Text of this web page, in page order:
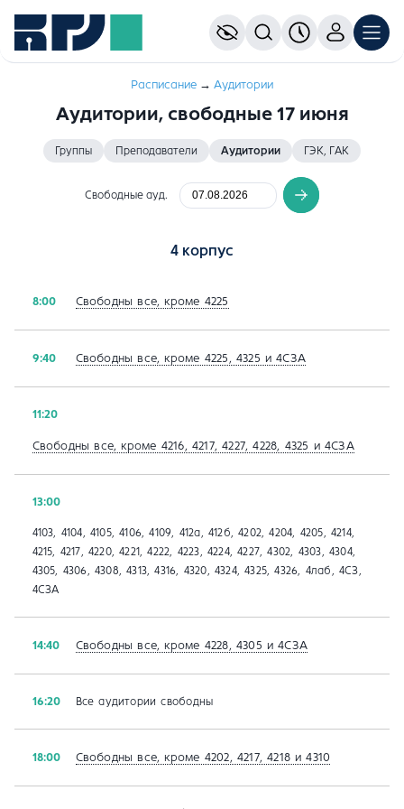
Расписание → Aудитории
Аудитории, свободные 17 июня
Группы Преподаватели Аудитории ГЭК, ГАК
Свободные ауд.
4 корпус
8:00 Свободны все, кроме 4225
9:40 Свободны все, кроме 4225, 4325 и 4СЗА
11:20
Свободны все, кроме 4216, 4217, 4227, 4228, 4325 и 4СЗА
13:00
4103, 4104, 4105, 4106, 4109, 412а, 412б, 4202, 4204, 4205, 4214,
4215, 4217, 4220, 4221, 4222, 4223, 4224, 4227, 4302, 4303, 4304,
4305, 4306, 4308, 4313, 4316, 4320, 4324, 4325, 4326, 4лаб, 4СЗ,
4СЗА
14:40 Свободны все, кроме 4228, 4305 и 4СЗА
16:20 Все аудитории свободны
18:00 Свободны все, кроме 4202, 4217, 4218 и 4310